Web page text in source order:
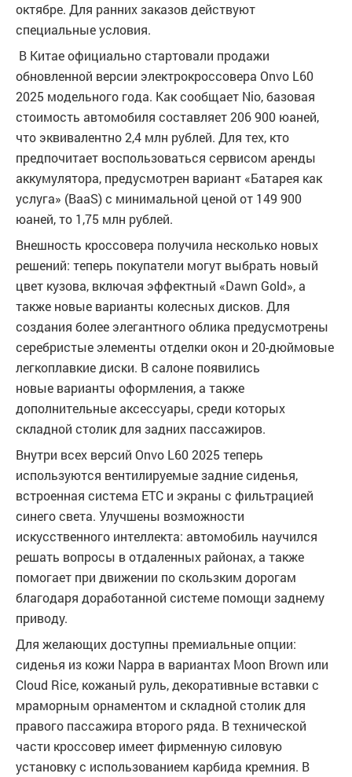
октябре. Для ранних заказов действуют
специальные условия.
В Китае официально стартовали продажи
обновленной версии электрокроссовера Onvo L60
2025 модельного года. Как сообщает Nio, базовая
стоимость автомобиля составляет 206 900 юаней,
что эквивалентно 2,4 млн рублей. Для тех, кто
предпочитает воспользоваться сервисом аренды
аккумулятора, предусмотрен вариант «Батарея как
услуга» (BaaS) с минимальной ценой от 149 900
юаней, то 1,75 млн рублей.
Внешность кроссовера получила несколько новых
решений: теперь покупатели могут выбрать новый
цвет кузова, включая эффектный «Dawn Gold», а
также новые варианты колесных дисков. Для
создания более элегантного облика предусмотрены
серебристые элементы отделки окон и 20-дюймовые
легкоплавкие диски. В салоне появились
новые варианты оформления, а также
дополнительные аксессуары, среди которых
складной столик для задних пассажиров.
Внутри всех версий Onvo L60 2025 теперь
используются вентилируемые задние сиденья,
встроенная система ETC и экраны с фильтрацией
синего света. Улучшены возможности
искусственного интеллекта: автомобиль научился
решать вопросы в отдаленных районах, а также
помогает при движении по скользким дорогам
благодаря доработанной системе помощи заднему
приводу.
Для желающих доступны премиальные опции:
сиденья из кожи Nappa в вариантах Moon Brown или
Cloud Rice, кожаный руль, декоративные вставки с
мраморным орнаментом и складной столик для
правого пассажира второго ряда. В технической
части кроссовер имеет фирменную силовую
установку с использованием карбида кремния. В